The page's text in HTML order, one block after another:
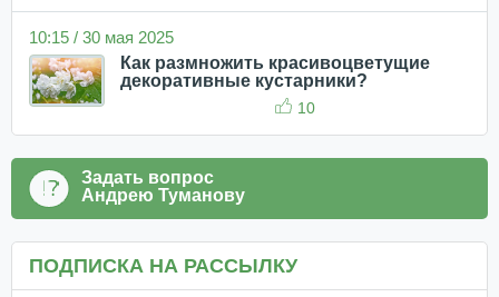
10:15 / 30 мая 2025
Как размножить красивоцветущие
декоративные кустарники?
10
Задать вопрос
Андрею Туманову
ПОДПИСКА НА РАССЫЛКУ